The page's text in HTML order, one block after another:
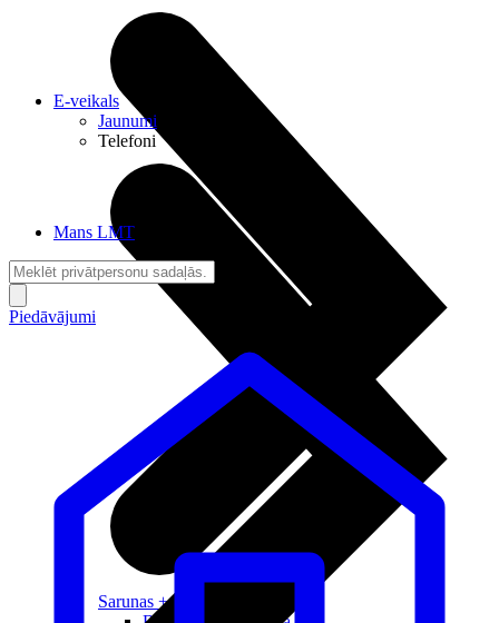
Sarunas + Internets
E-veikals
Jaunumi
Telefoni
Mans LMT
Piedāvājumi